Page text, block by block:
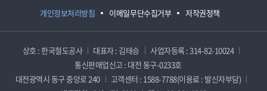
개인정보처리방침 이메일무단수집거부 저작권정책
상호 : 한국철도공사 대표자 : 김태승
사업자등록 : 314-82-10024
통신판매업신고 : 대전 동구-0233호
대전광역시 동구 중앙로 240
고객센터 : 1588-7788(이용료 : 발신자부담)